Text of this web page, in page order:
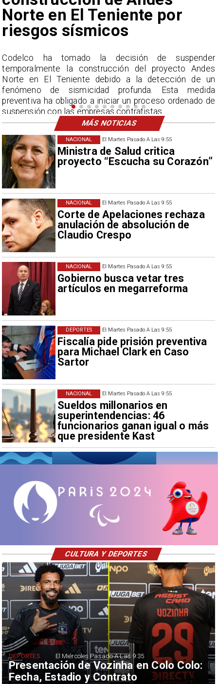
El Martes Pasado A Las 9:55
Ministra de Salud critica
proyecto “Escucha su Corazón”
NACIONAL
El Martes Pasado A Las 9:55
Corte de Apelaciones rechaza
anulación de absolución de
Claudio Crespo
NACIONAL
El Martes Pasado A Las 9:55
Gobierno busca vetar tres
artículos en megarreforma
NACIONAL
El Martes Pasado A Las 9:55
Fiscalía pide prisión preventiva
para Michael Clark en Caso
Sartor
DEPORTES
El Martes Pasado A Las 9:55
Sueldos millonarios en
superintendencias: 46
funcionarios ganan igual o más
que presidente Kast
NACIONAL
nunca vistos
La Dirección Meteorológica de Chile reporta
acumulados sin precedentes en julio y pronostica lluvias
por encima del promedio en agosto.
MÁS NOTICIAS
Presentación de Vozinha en Colo Colo:
Fecha, Estadio y Contrato
DEPORTES El Miércoles Pasado A Las 9:35
CULTURA Y DEPORTES